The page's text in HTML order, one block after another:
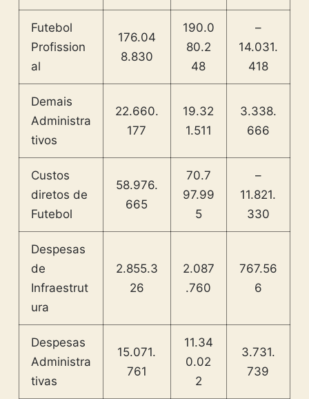
Futebol
Profission
al
176.04
8.830
190.0
80.2
48
–
14.031.
418
Demais
Administra
tivos
22.660.
177
19.32
1.511
3.338.
666
Custos
diretos de
Futebol
58.976.
665
70.7
97.99
5
–
11.821.
330
Despesas
de
Infraestrut
ura
2.855.3
26
2.087
.760
767.56
6
Despesas
Administra
tivas
15.071.
761
11.34
0.02
2
3.731.
739